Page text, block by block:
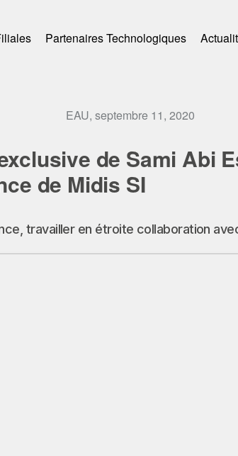
Partenaires Technologiques
EAU, septembre 11, 2020
de Sami Abi
de Midis SI
travailler en étroite collaboration